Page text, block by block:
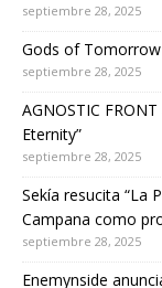
septiembre 28, 2025
Gods of Tomorrow
septiembre 28, 2025
AGNOSTIC
Eternity”
septiembre 28, 2025
Sekía resucita “La
Campana como
septiembre 28, 2025
Enemynside